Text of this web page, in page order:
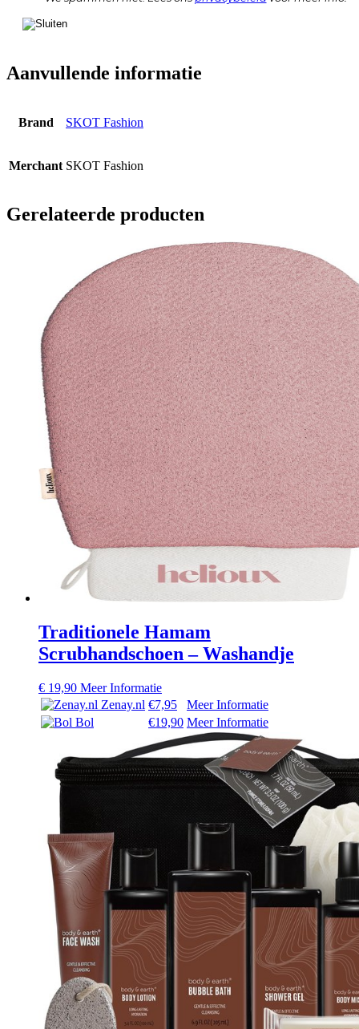
Aanvullende informatie
Brand SKOT Fashion
Merchant SKOT Fashion
Gerelateerde producten
Traditionele Hamam
Scrubhandschoen – Washandje
€ 19,90 Meer Informatie
Zenay.nl €7,95
Meer Informatie
Bol
€19,90 Meer Informatie